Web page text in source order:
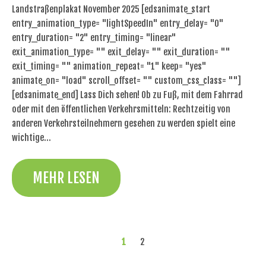
Landstraßenplakat November 2025 [edsanimate_start
entry_animation_type= "lightSpeedIn" entry_delay= "0"
entry_duration= "2" entry_timing= "linear"
exit_animation_type= "" exit_delay= "" exit_duration= ""
exit_timing= "" animation_repeat= "1" keep= "yes"
animate_on= "load" scroll_offset= "" custom_css_class= ""]
[edsanimate_end] Lass Dich sehen! Ob zu Fuß, mit dem Fahrrad
oder mit den öffentlichen Verkehrsmitteln: Rechtzeitig von
anderen Verkehrsteilnehmern gesehen zu werden spielt eine
wichtige…
MEHR LESEN
1 2